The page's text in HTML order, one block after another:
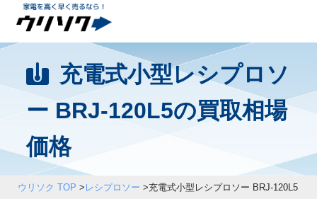
充電式小型レシプロソ
ー BRJ-120L5の買取相場
価格
ウリソク TOP > レシプロソー >充電式小型レシプロソー BRJ-120L5